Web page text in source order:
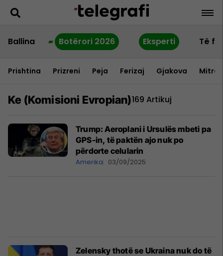
Ballina Botërori 2026 Eksperti Të
Prishtina Prizreni Peja Ferizaj Gjakova
Ke (komisioni Evropian)169 Artikuj
Trump: Aeroplani i Ursulës mbeti pa
GPS-in, të paktën ajo nuk po
përdorte celularin
Amerika 03/09/2025
Zelensky thotë se Ukraina nuk do të